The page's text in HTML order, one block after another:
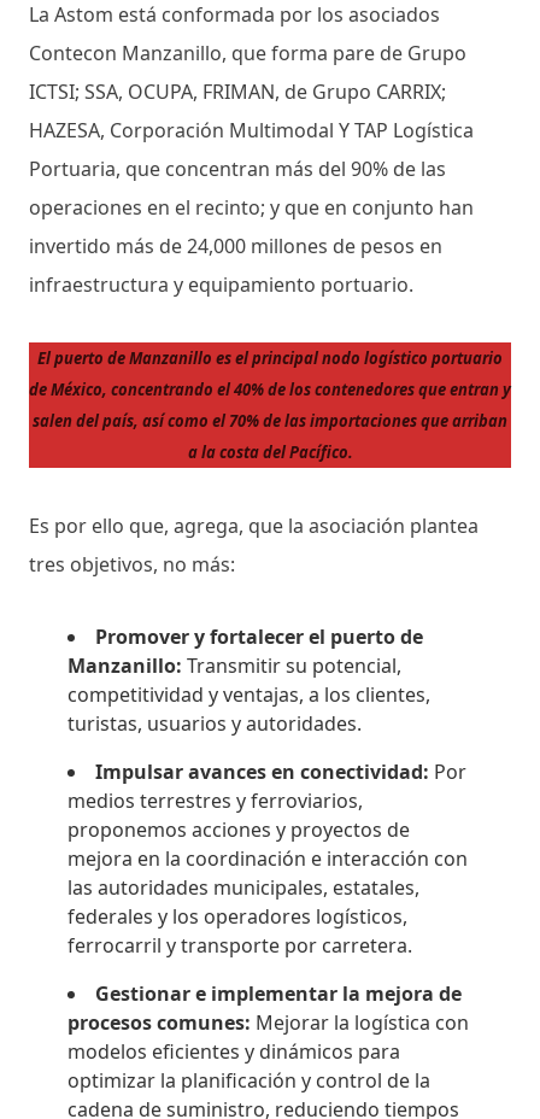
La Astom está conformada por los asociados
Contecon Manzanillo, que forma pare de Grupo
ICTSI; SSA, OCUPA, FRIMAN, de Grupo CARRIX;
HAZESA, Corporación Multimodal Y TAP Logística
Portuaria, que concentran más del 90% de las
operaciones en el recinto; y que en conjunto han
invertido más de 24,000 millones de pesos en
infraestructura y equipamiento portuario.
El puerto de Manzanillo es el principal nodo logístico portuario
de México, concentrando el 40% de los contenedores que entran y
salen del país, así como el 70% de las importaciones que arriban
a la costa del Pacífico.
Es por ello que, agrega, que la asociación plantea
tres objetivos, no más:
Promover y fortalecer el puerto de
Manzanillo: Transmitir su potencial,
competitividad y ventajas, a los clientes,
turistas, usuarios y autoridades.
Impulsar avances en conectividad: Por
medios terrestres y ferroviarios,
proponemos acciones y proyectos de
mejora en la coordinación e interacción con
las autoridades municipales, estatales,
federales y los operadores logísticos,
ferrocarril y transporte por carretera.
Gestionar e implementar la mejora de
procesos comunes: Mejorar la logística con
modelos eficientes y dinámicos para
optimizar la planificación y control de la
cadena de suministro, reduciendo tiempos